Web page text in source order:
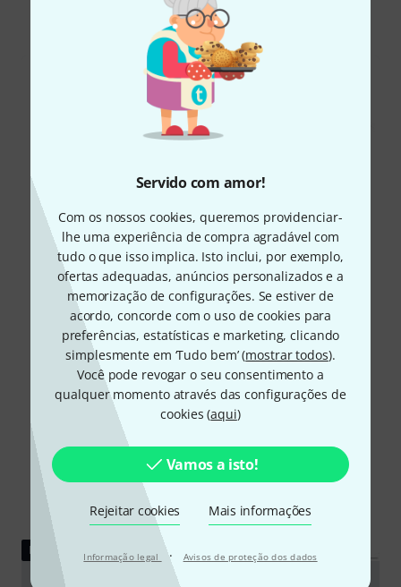
Servido com amor!
Com os nossos cookies, queremos providenciar-
lhe uma experiência de compra agradável com
tudo o que isso implica. Isto inclui, por exemplo,
ofertas adequadas, anúncios personalizados e a
memorização de configurações. Se estiver de
acordo, concorde com o uso de cookies para
preferências, estatísticas e marketing, clicando
simplesmente em ‘Tudo bem’ (mostrar todos).
Você pode revogar o seu consentimento a
qualquer momento através das configurações de
cookies (aqui)
Vamos a isto!
Rejeitar cookies Mais informações
Informação legal · Avisos de proteção dos dados
Todos Downloads
FAZER DOWNLOAD